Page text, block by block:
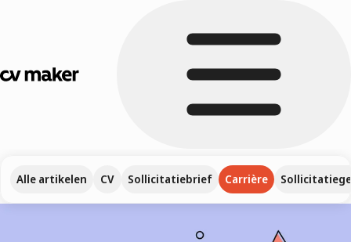
Alle artikelen CV Sollicitatiebrief Carrière